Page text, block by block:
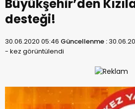
Büyükşehir’den
desteği!
30.06.2020 05:46 Güncellenme :
- kez görüntülendi